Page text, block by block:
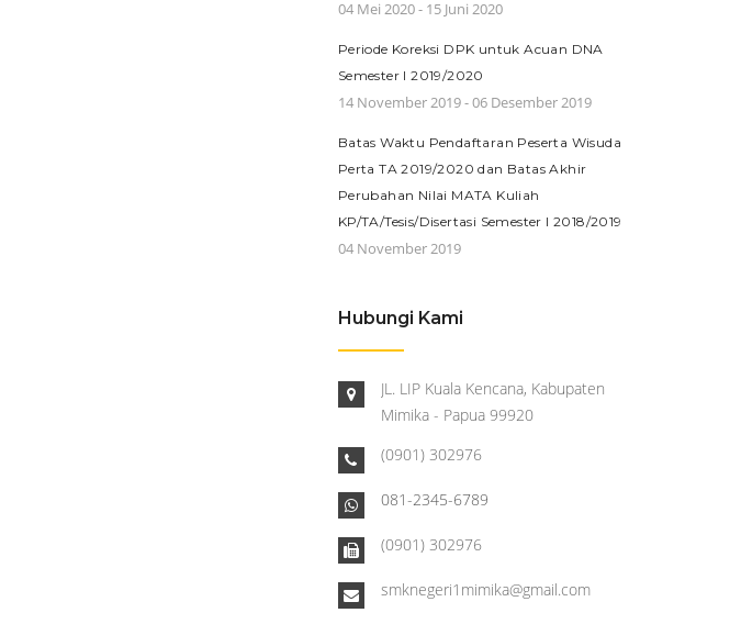
04 Mei 2020 - 15 Juni 2020
Periode Koreksi DPK untuk Acuan DNA
Semester I 2019/2020
14 November 2019 - 06 Desember 2019
Batas Waktu Pendaftaran Peserta Wisuda
Perta TA 2019/2020 dan Batas Akhir
Perubahan Nilai MATA Kuliah
KP/TA/Tesis/Disertasi Semester I 2018/2019
04 November 2019
Hubungi Kami
JL. LIP Kuala Kencana, Kabupaten
Mimika - Papua 99920
(0901) 302976
081-2345-6789
(0901) 302976
smknegeri1mimika@gmail.com